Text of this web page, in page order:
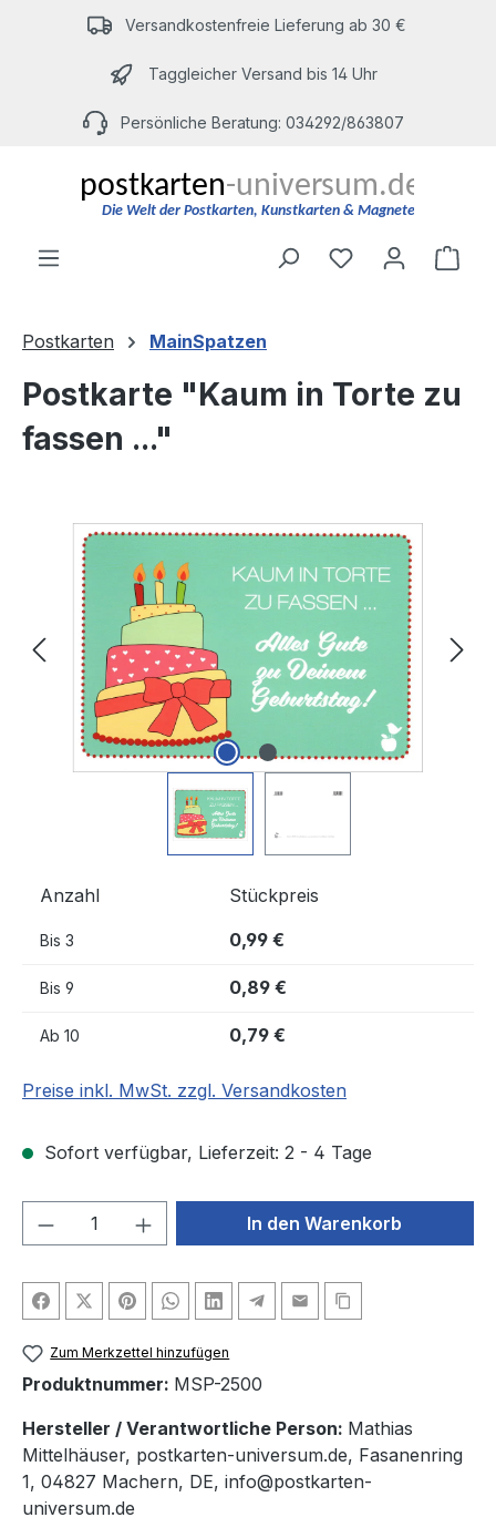
Zum Hauptinhalt springenVersandkostenfreie Lieferung ab 30 €
Taggleicher Versand bis 14 Uhr
Persönliche Beratung: 034292/863807
Du hast 0
Postkarten MainSpatzen
Postkarte "Kaum in Torte zu
fassen ..."
Bildergalerie überspringen
Anzahl Stückpreis
Bis 3 0,99 €
Bis 9 0,89 €
Ab 10 0,79 €
Preise inkl. MwSt. zzgl. Versandkosten
Sofort verfügbar, Lieferzeit: 2 - 4 Tage
Produkt Anzahl: Gib denIn den Warenkorb
Zum Merkzettel hinzufügen
Produktnummer: MSP-2500
Hersteller / Verantwortliche Person: Mathias
Mittelhäuser, postkarten-universum.de, Fasanenring
1, 04827 Machern, DE, info@postkarten-
universum.de